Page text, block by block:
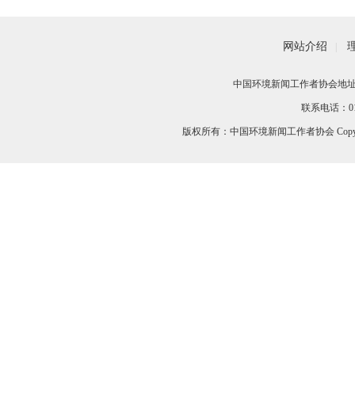
网站介绍
中国环境新闻工作者协会地
联系电话：
版权所有：中国环境新闻工作者协会